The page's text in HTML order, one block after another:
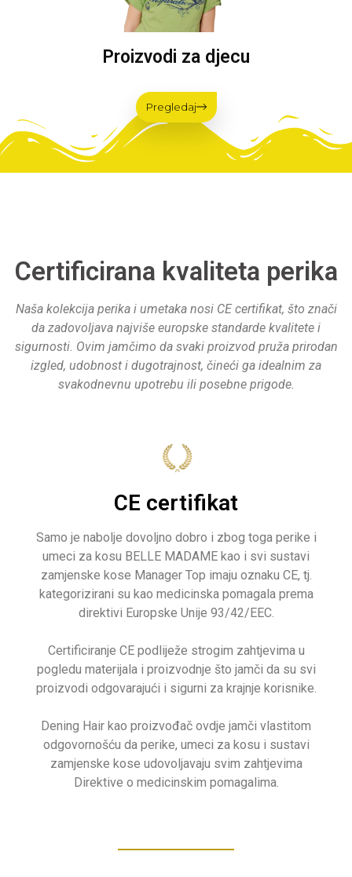
Proizvodi za djecu
Pregledaj
Certificirana kvaliteta perika
Naša kolekcija perika i umetaka nosi CE certifikat, što znači
da zadovoljava najviše europske standarde kvalitete i
sigurnosti. Ovim jamčimo da svaki proizvod pruža prirodan
izgled, udobnost i dugotrajnost, čineći ga idealnim za
svakodnevnu upotrebu ili posebne prigode.
CE certifikat
Samo je nabolje dovoljno dobro i zbog toga perike i
umeci za kosu BELLE MADAME kao i svi sustavi
zamjenske kose Manager Top imaju oznaku CE, tj.
kategorizirani su kao medicinska pomagala prema
direktivi Europske Unije 93/42/EEC.
Certificiranje CE podliježe strogim zahtjevima u
pogledu materijala i proizvodnje što jamči da su svi
proizvodi odgovarajući i sigurni za krajnje korisnike.
Dening Hair kao proizvođač ovdje jamči vlastitom
odgovornošću da perike, umeci za kosu i sustavi
zamjenske kose udovoljavaju svim zahtjevima
Direktive o medicinskim pomagalima.